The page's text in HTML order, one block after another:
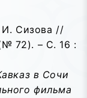
Сизова //
72). – С. 16 :
в Сочи
фильма